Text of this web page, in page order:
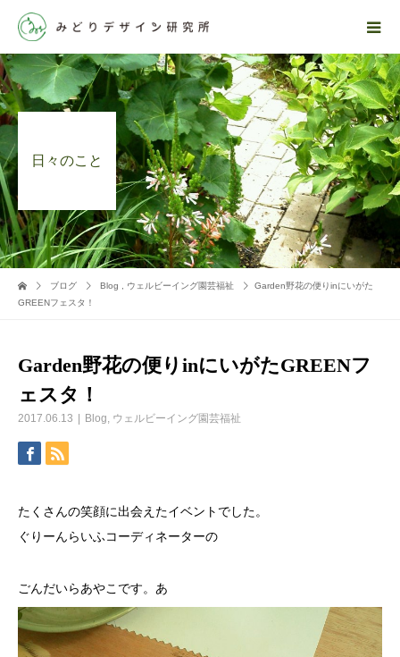
日々のこと
ブログ Blog ウェルビーイング園芸福祉
Garden野花の便りinにいがた
GREENフェスタ！
Garden野花の便りinにいがたGREENフ
ェスタ！
2017.06.13 Blog, ウェルビーイング園芸福祉
たくさんの笑顔に出会えたイベントでした。
ぐりーんらいふコーディネーターの
ごんだいらあやこです。 あ